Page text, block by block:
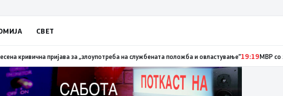
СВЕТ
при сечење со брусилица19:21МВР: Лишен од слобода полициски службеник, поднесена